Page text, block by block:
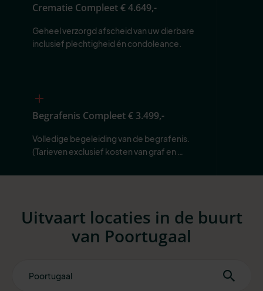
Crematie Compleet€ 4.649,-
Geheel verzorgd afscheid van uw dierbare
inclusief plechtigheid én condoleance.
Begrafenis Compleet€ 3.499,-
Volledige begeleiding van de begrafenis.
(Tarieven exclusief kosten van graf en
Uitvaart locaties in de buurt
van Poortugaal